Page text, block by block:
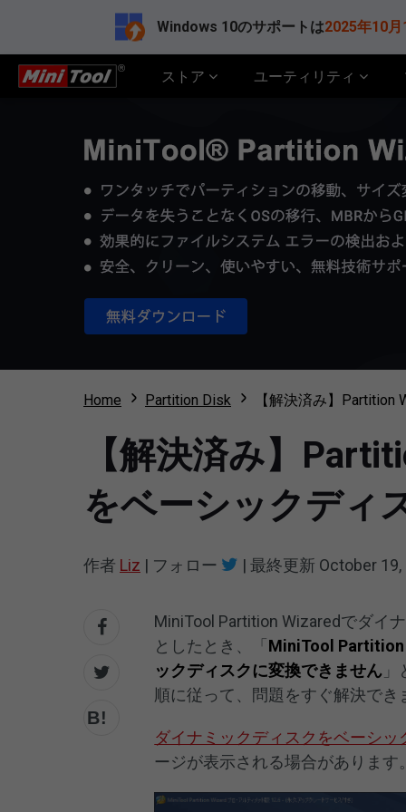
Windows 10のサポートは2025年10月
ストア ユーティリティ
Home Partition Disk 【解決済み】
【解決済み】
をベーシックディ
作者 Liz | フォロー | 最終更新 October 19,
MiniTool Partition Wizaredでダイ
としたとき、「 MiniTool Partition
ックディスクに変換できません
順に従って、問題をすぐ解決でき
ダイナミックディスクをベーシ
ージが表示される場合があります